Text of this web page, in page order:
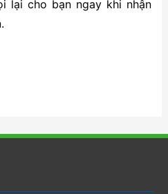
lại cho bạn ngay khi nhận